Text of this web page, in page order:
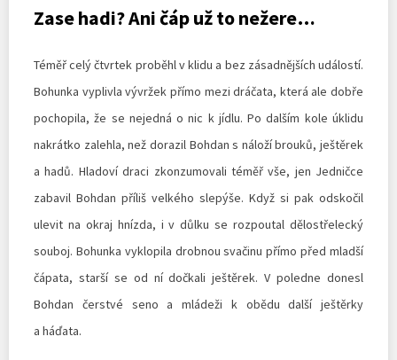
Zase hadi? Ani čáp už to nežere…
Téměř celý čtvrtek proběhl v klidu a bez zásadnějších událostí.
Bohunka vyplivla vývržek přímo mezi dráčata, která ale dobře
pochopila, že se nejedná o nic k jídlu. Po dalším kole úklidu
nakrátko zalehla, než dorazil Bohdan s náloží brouků, ještěrek
a hadů. Hladoví draci zkonzumovali téměř vše, jen Jedničce
zabavil Bohdan příliš velkého slepýše. Když si pak odskočil
ulevit na okraj hnízda, i v důlku se rozpoutal dělostřelecký
souboj. Bohunka vyklopila drobnou svačinu přímo před mladší
čápata, starší se od ní dočkali ještěrek. V poledne donesl
Bohdan čerstvé seno a mládeži k obědu další ještěrky
a háďata.